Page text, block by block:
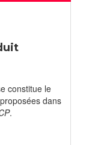
constitue le
dans
.